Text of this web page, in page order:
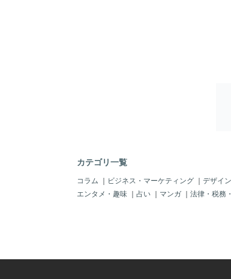
ーを10倍にした感じ。燃え盛る炎を囲ん
でマイムマイムを踊ってたなぁそんなこ
とを思い出しながら🔥に見入ってた。い
やいや、この炎を目の前にしてあの頃と
等距離でマイムマイム踊ったら間違いな
カテゴリ一覧
コラム ｜ ビジネス・マーケティング ｜ デザイ
エンタメ・趣味 ｜ 占い ｜ マンガ ｜ 法律・税務